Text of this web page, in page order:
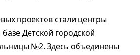
проектов стали центры
Детской городской
№2. Здесь объединены